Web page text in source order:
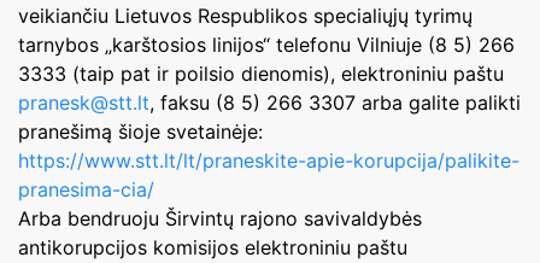
veikiančiu Lietuvos Respublikos specialiųjų tyrimų
tarnybos „karštosios linijos“ telefonu Vilniuje (8 5) 266
3333 (taip pat ir poilsio dienomis), elektroniniu paštu
pranesk@stt.lt, faksu (8 5) 266 3307 arba galite palikti
pranešimą šioje svetainėje:
https://www.stt.lt/lt/praneskite-apie-korupcija/palikite-
pranesima-cia/
Arba bendruoju Širvintų rajono savivaldybės
antikorupcijos komisijos elektroniniu paštu